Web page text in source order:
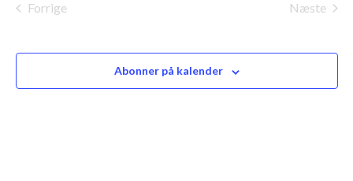
Forrige
Næste
Abonner på kalender